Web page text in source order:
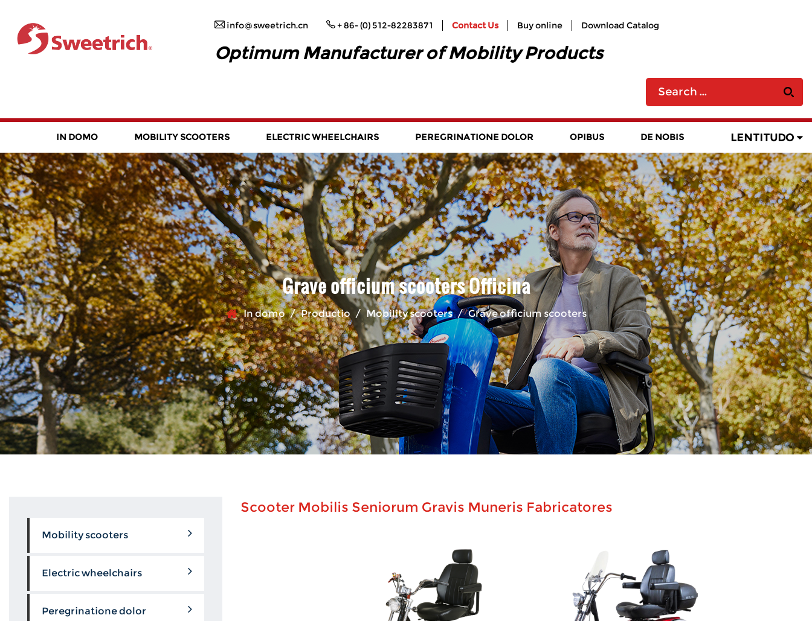
info@sweetrich.cn + 86- (0) 512-82283871 Contact Us Buy online Download Catalog
Optimum Manufacturer of Mobility Products
IN DOMO MOBILITY SCOOTERS ELECTRIC WHEELCHAIRS PEREGRINATIONE DOLOR OPIBUS DE NOBIS LENTITUDO
Grave officium scooters Officina
In domo / Productio / Mobility scooters / Grave officium scooters
Mobility scooters
Electric wheelchairs
Peregrinatione dolor
Scooter Mobilis Seniorum Gravis Muneris Fabricatores